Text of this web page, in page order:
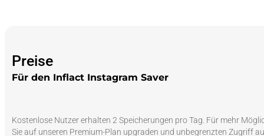
Preise
Für den Inflact Instagram Saver
Kostenlose Nutzer erhalten 2 Speicherungen pro Tag. Für mehr
Sie auf unseren Premium-Plan upgraden und unbegrenzten Zugriff